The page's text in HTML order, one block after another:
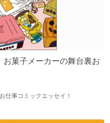
菓子メーカーの舞台裏お
仕事コミックエッセイ！